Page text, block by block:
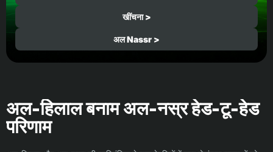
खींचना >
अल Nassr >
अल-हिलाल बनाम अल-नस्र हेड-टू-हेड
परिणाम